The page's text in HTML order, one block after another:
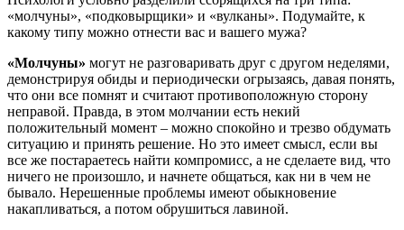
«молчуны», «подковырщики» и «вулканы». Подумайте, к
какому типу можно отнести вас и вашего мужа?
«Молчуны» могут не разговаривать друг с другом неделями,
демонстрируя обиды и периодически огрызаясь, давая понять,
что они все помнят и считают противоположную сторону
неправой. Правда, в этом молчании есть некий
положительный момент – можно спокойно и трезво обдумать
ситуацию и принять решение. Но это имеет смысл, если вы
все же постараетесь найти компромисс, а не сделаете вид, что
ничего не произошло, и начнете общаться, как ни в чем не
бывало. Нерешенные проблемы имеют обыкновение
накапливаться, а потом обрушиться лавиной.